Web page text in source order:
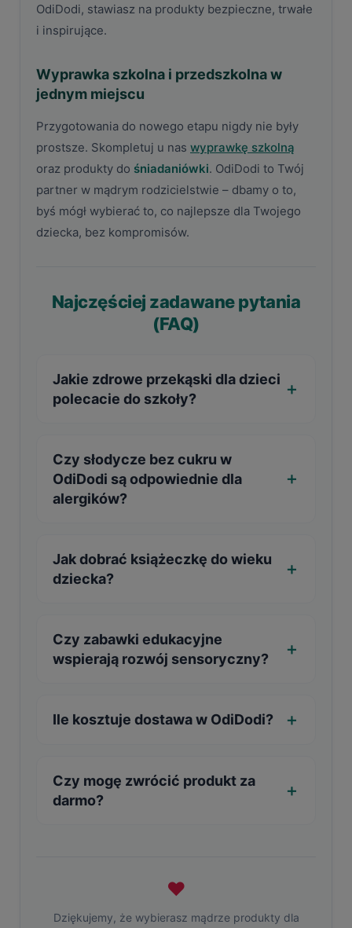
OdiDodi, stawiasz na produkty bezpieczne, trwałe
i inspirujące.
Wyprawka szkolna i przedszkolna w
jednym miejscu
Przygotowania do nowego etapu nigdy nie były
prostsze. Skompletuj u nas wyprawkę szkolną
oraz produkty do śniadaniówki. OdiDodi to Twój
partner w mądrym rodzicielstwie – dbamy o to,
byś mógł wybierać to, co najlepsze dla Twojego
dziecka, bez kompromisów.
Najczęściej zadawane pytania
(FAQ)
Jakie zdrowe przekąski dla dzieci
polecacie do szkoły?
Czy słodycze bez cukru w
OdiDodi są odpowiednie dla
alergików?
Jak dobrać książeczkę do wieku
dziecka?
Czy zabawki edukacyjne
wspierają rozwój sensoryczny?
Ile kosztuje dostawa w OdiDodi?
Czy mogę zwrócić produkt za
darmo?
❤
Dziękujemy, że wybierasz mądrze produkty dla